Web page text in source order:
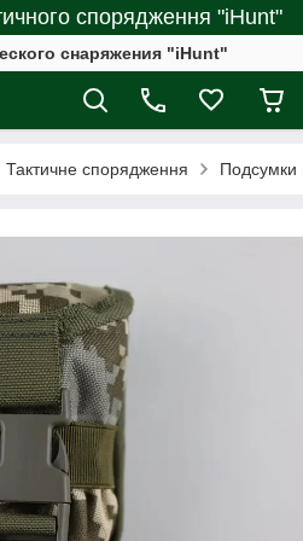
спорядження "iHunt"
снаряжения "iHunt"
Тактичне спорядження Подсумки